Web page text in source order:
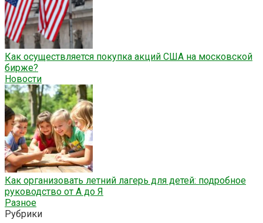
Как осуществляется покупка акций США на московской
бирже?
Новости
Как организовать летний лагерь для детей: подробное
руководство от А до Я
Разное
Рубрики